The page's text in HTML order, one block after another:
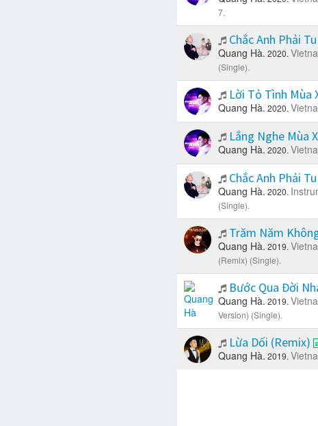
7.
Chắc Anh Phải
Quang Hà. 2020.
(Single).
Lời Tỏ Tình Mùa
Quang Hà. 2020.
Lắng Nghe Mùa
Quang Hà. 2020.
Chắc Anh Phải
Quang Hà. 2020.
(Single).
Trăm Năm
Quang Hà. 2019.
(Remix) (Single).
Bước Qua Đời
Quang Hà. 2019.
Version) (Single).
Lừa Dối (Remix)
Quang Hà. 2019.